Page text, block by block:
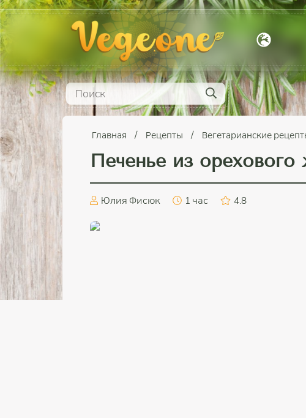
Главная Рецепты Вегетарианские
Печенье из
Юлия Фисюк 1 час 4.8